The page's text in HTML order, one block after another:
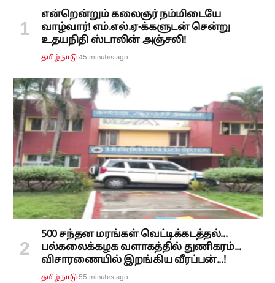
என்றென்றும் கலைஞர் நம்மிடையே
வாழ்வார்! எம்.எல்.ஏ-க்களுடன் சென்று
உதயநிதி ஸ்டாலின் அஞ்சலி!
தமிழ்நாடு 45 minutes ago
500 சந்தன மரங்கள் வெட்டிக்கடத்தல்...
பல்கலைக்கழக வளாகத்தில் துணிகரம்...
விசாரணையில் இறங்கிய வீரப்பன்...!
தமிழ்நாடு 55 minutes ago